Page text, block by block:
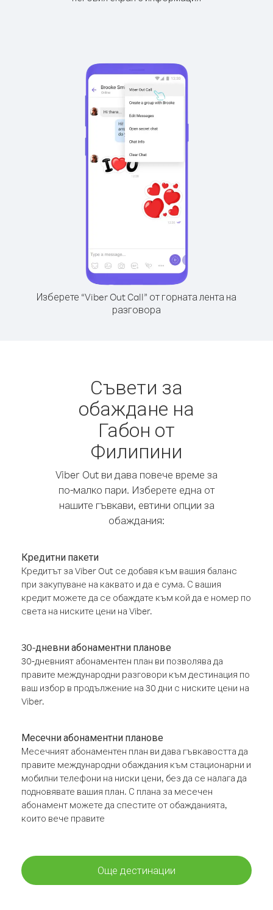
Изберете “Viber Out Call” от горната лента на
разговора
Съвети за
обаждане на
Габон от
Филипини
Viber Out ви дава повече време за
по-малко пари. Изберете една от
нашите гъвкави, евтини опции за
обаждания:
Кредитни пакети
Кредитът за Viber Out се добавя към вашия баланс
при закупуване на каквато и да е сума. С вашия
кредит можете да се обаждате към кой да е номер по
света на ниските цени на Viber.
30-дневни абонаментни планове
30-дневният абонаментен план ви позволява да
правите международни разговори към дестинация по
ваш избор в продължение на 30 дни с ниските цени на
Viber.
Месечни абонаментни планове
Месечният абонаментен план ви дава гъвкавостта да
правите международни обаждания към стационарни и
мобилни телефони на ниски цени, без да се налага да
подновявате вашия план. С плана за месечен
абонамент можете да спестите от обажданията,
които вече правите
Още дестинации